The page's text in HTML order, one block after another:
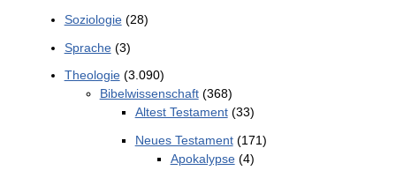
Soziologie(28)
Sprache(3)
Theologie(3.090)
Bibelwissenschaft(368)
Altest Testament(33)
Neues Testament(171)
Apokalypse(4)